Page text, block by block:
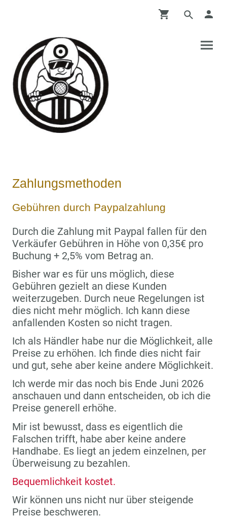
Zahlungsmethoden
Gebühren durch Paypalzahlung
Durch die Zahlung mit Paypal fallen für den
Verkäufer Gebühren in Höhe von 0,35€ pro
Buchung + 2,5% vom Betrag an.
Bisher war es für uns möglich, diese
Gebühren gezielt an diese Kunden
weiterzugeben. Durch neue Regelungen ist
dies nicht mehr möglich. Ich kann diese
anfallenden Kosten so nicht tragen.
Ich als Händler habe nur die Möglichkeit, alle
Preise zu erhöhen. Ich finde dies nicht fair
und gut, sehe aber keine andere Möglichkeit.
Ich werde mir das noch bis Ende Juni 2026
anschauen und dann entscheiden, ob ich die
Preise generell erhöhe.
Mir ist bewusst, dass es eigentlich die
Falschen trifft, habe aber keine andere
Handhabe. Es liegt an jedem einzelnen, per
Überweisung zu bezahlen.
Bequemlichkeit kostet.
Wir können uns nicht nur über steigende
Preise beschweren.